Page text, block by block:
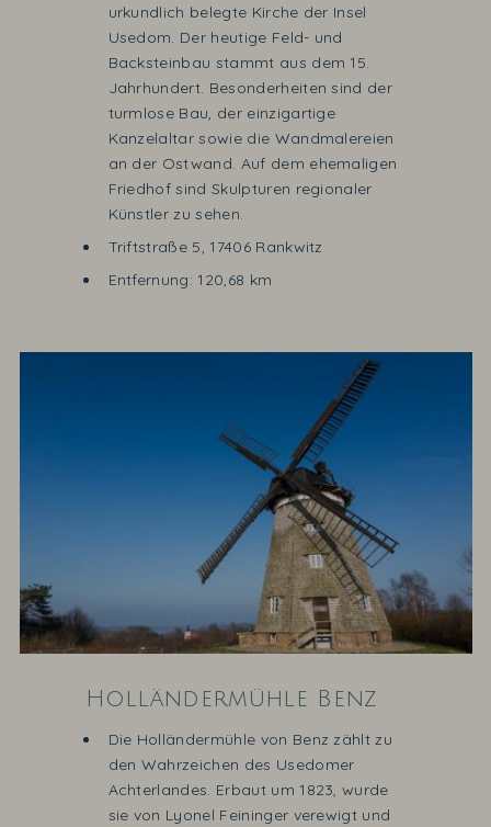
urkundlich belegte Kirche der Insel
Usedom. Der heutige Feld- und
Backsteinbau stammt aus dem 15.
Jahrhundert. Besonderheiten sind der
turmlose Bau, der einzigartige
Kanzelaltar sowie die Wandmalereien
an der Ostwand. Auf dem ehemaligen
Friedhof sind Skulpturen regionaler
Künstler zu sehen.
Triftstraße 5, 17406 Rankwitz
Entfernung: 120,68 km
Holländermühle Benz
Die Holländermühle von Benz zählt zu
den Wahrzeichen des Usedomer
Achterlandes. Erbaut um 1823, wurde
sie von Lyonel Feininger verewigt und